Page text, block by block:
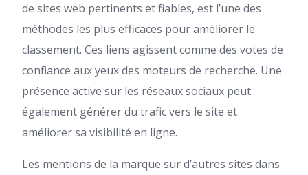
de sites web pertinents et fiables, est l’une des
méthodes les plus efficaces pour améliorer le
classement. Ces liens agissent comme des votes de
confiance aux yeux des moteurs de recherche. Une
présence active sur les réseaux sociaux peut
également générer du trafic vers le site et
améliorer sa visibilité en ligne.
Les mentions de la marque sur d’autres sites dans